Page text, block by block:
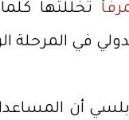
تخللتها
في المرحلة
أن